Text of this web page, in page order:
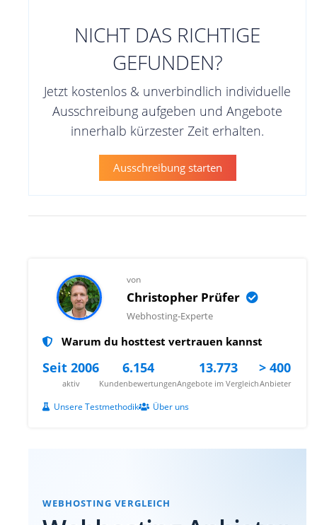
NICHT DAS RICHTIGE
GEFUNDEN?
Jetzt kostenlos & unverbindlich individuelle
Ausschreibung aufgeben und Angebote
innerhalb kürzester Zeit erhalten.
Ausschreibung starten
von
Christopher Prüfer
Webhosting-Experte
Warum du hosttest vertrauen kannst
Seit 2006
aktiv
6.154
Kundenbewertungen
13.773
Angebote im Vergleich
> 400
Anbieter
Unsere Testmethodik Über uns
WEBHOSTING VERGLEICH